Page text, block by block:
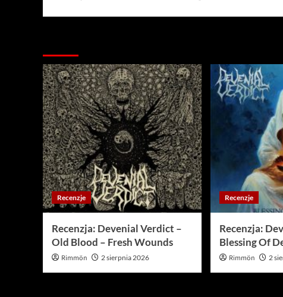
Recenzje
Recenzja: Devenial Verdict –
Old Blood – Fresh Wounds
Rimmön 2 sierpnia 2026
Recenzje
Recenzja:
Blessing Of
Rimmön 2